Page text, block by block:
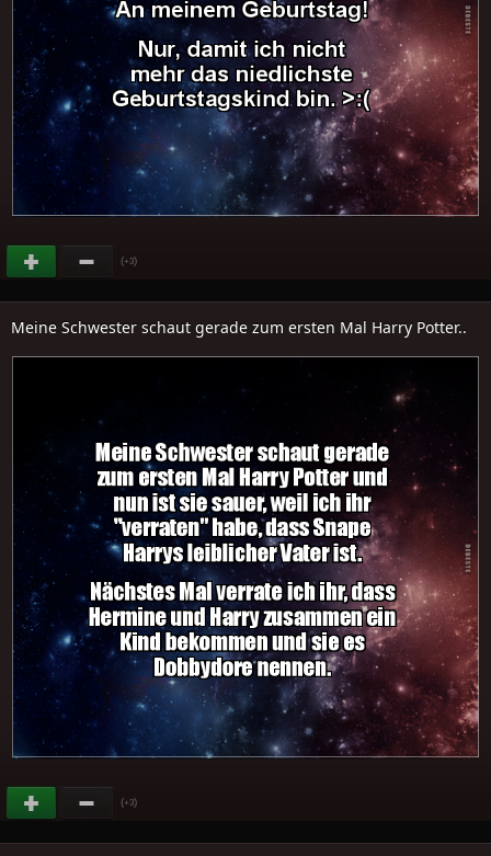
(+3)
Meine Schwester schaut gerade zum ersten Mal Harry Potter..
(+3)